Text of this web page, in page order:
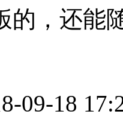
的，还能
09-18